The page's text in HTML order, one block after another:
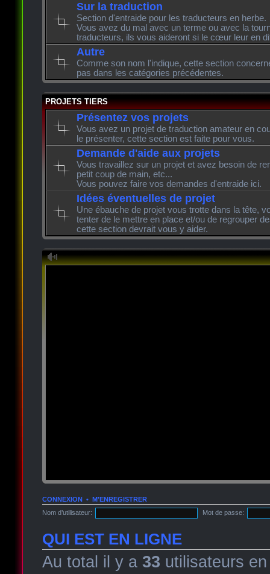
Sur la traduction
Section d'entraide pour les traducteurs en herbe.
Vous avez du mal avec un terme ou avec la
traducteurs, ils vous aideront si le cœur leur en
Autre
Comme son nom l'indique, cette section
pas dans les catégories précédentes.
PROJETS TIERS
Présentez vos projets
Vous avez un projet de traduction amateur en
le présenter, cette section est faite pour vous.
Demande d'aide aux projets
Vous travaillez sur un projet et avez besoin de
petit coup de main, etc...
Vous pouvez faire vos demandes d'entraide ici.
Idées éventuelles de projet
Une ébauche de projet vous trotte dans la tête,
tenter de le mettre en place et/ou de regrouper
cette section devrait vous y aider.
CONNEXION • M’ENREGISTRER
Nom d’utilisateur:
Mot de passe:
QUI EST EN LIGNE
Au total il y a 33 utilisateurs